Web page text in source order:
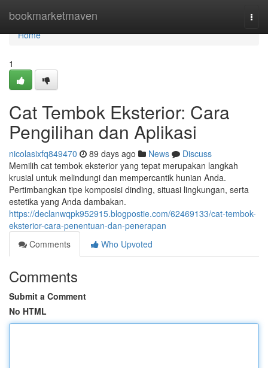
bookmarketmaven
Home
Home
1
Cat Tembok Eksterior: Cara
Pengilihan dan Aplikasi
nicolasixfq849470 89 days ago News
Discuss
Memilih cat tembok eksterior yang tepat merupakan langkah
krusial untuk melindungi dan mempercantik hunian Anda.
Pertimbangkan tipe komposisi dinding, situasi lingkungan, serta
estetika yang Anda dambakan.
https://declanwqpk952915.blogpostie.com/62469133/cat-tembok-
eksterior-cara-penentuan-dan-penerapan
Comments
Who Upvoted
Comments
Submit a Comment
No HTML